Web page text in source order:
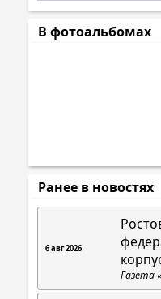
В фотоальбомах
Ранее в новостях
6 авг 2026
Газета